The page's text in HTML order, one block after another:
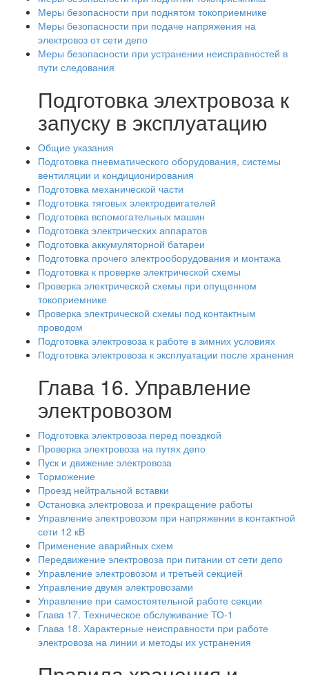
Меры безопасности при поднятом токоприемнике
Меры безопасности при подаче напряжения на
электровоз от сети депо
Меры безопасности при устранении неисправностей в
пути следования
Подготовка элехтровоза к
запуску в эксплуатацию
Общие указания
Подготовка пневматического оборудования, системы
вентиляции и кондиционирования
Подготовка механической части
Подготовка тяговых электродвигателей
Подготовка вспомогательных машин
Подготовка электрических аппаратов
Подготовка аккумуляторной батареи
Подготовка прочего электрооборудования и монтажа
Подготовка к проверке электрической схемы
Проверка электрической схемы при опущенном
токоприемнике
Проверка электрической схемы под контактным
проводом
Подготовка электровоза к работе в зимних условиях
Подготовка электровоза к эксплуатации после хранения
Глава 16. Управление
электровозом
Подготовка электровоза перед поездкой
Проверка электровоза на путях депо
Пуск и движение электровоза
Торможение
Проезд нейтральной вставки
Остановка электровоза и прекращение работы
Управление электровозом при напряжении в контактной
сети 12 кВ
Применение аварийных схем
Передвижение электровоза при питании от сети депо
Управление электровозом и третьей секцией
Управление двумя электровозами
Управление при самостоятельной работе секции
Глава 17. Техническое обслуживание ТО-1
Глава 18. Характерные неисправности при работе
электровоза на линии и методы их устранения